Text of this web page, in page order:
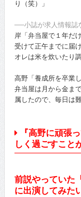
り（笑）」
──小誌が求人情報誌
岸「弁当屋で１年だ
受けて正午までに届
オレは米を炊いたり
高野「養成所を卒業
弁当屋は月から金ま
属したので、毎日は
『高野に頑張
しく過ごすこと
前説やっていた
に出演してみた